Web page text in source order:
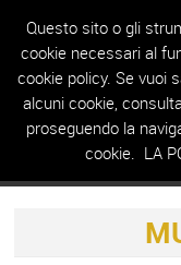
HOME AZIENDA
Questo sito o gli
cookie necessari al
cookie policy. Se vuoi
alcuni cookie,
proseguendo la
cookie. LA